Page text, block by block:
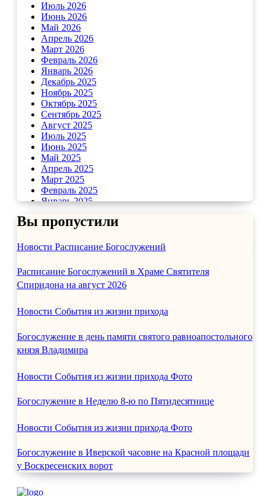
Июль 2026
Июнь 2026
Май 2026
Апрель 2026
Март 2026
Февраль 2026
Январь 2026
Декабрь 2025
Ноябрь 2025
Октябрь 2025
Сентябрь 2025
Август 2025
Июль 2025
Июнь 2025
Май 2025
Апрель 2025
Март 2025
Февраль 2025
Январь 2025
Ноябрь 2024
Сентябрь 2024
Июль 2024
Июнь 2024
Май 2024
Март 2024
Декабрь 2023
Ноябрь 2023
Сентябрь 2023
Июль 2023
Июнь 2023
Апрель 2023
Февраль 2023
Декабрь 2022
Вы пропустили
Новости Расписание Богослужений
Расписание Богослужений в Храме Святителя
Спиридона на август 2026
Новости События из жизни прихода
Богослужение в день памяти святого равноапостольного
князя Владимира
Новости События из жизни прихода Фото
Богослужение в Неделю 8-ю по Пятидесятнице
Новости События из жизни прихода Фото
Богослужение в Иверской часовне на Красной площади
у Воскресенских ворот